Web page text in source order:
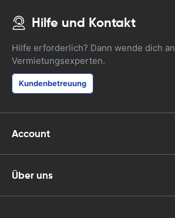
Hilfe und Kontakt
Hilfe erforderlich? Dann wende dich
Vermietungsexperten.
Kundenbetreuung
Account
Über uns